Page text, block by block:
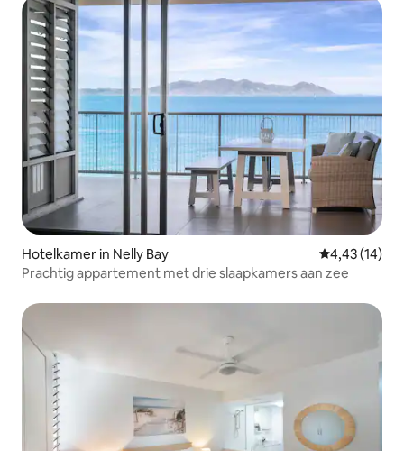
Hotelkamer in Nelly Bay Gemiddelde
4,43 (14)
Prachtig appartement met drie slaapkamers aan zee